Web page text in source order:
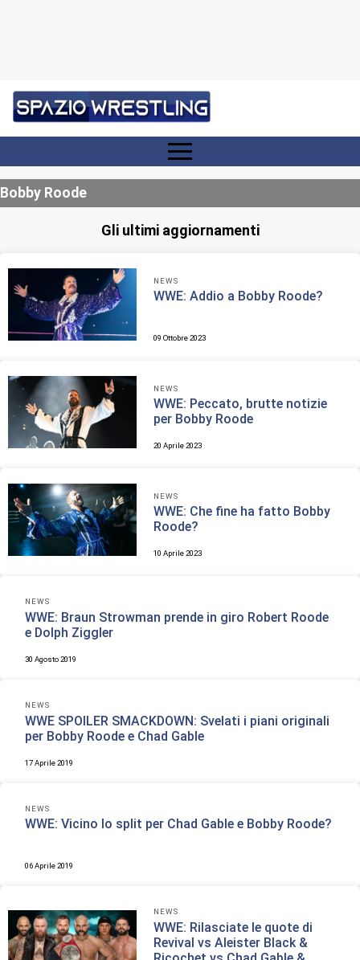
Bobby Roode
Gli ultimi aggiornamenti
NEWS
WWE: Addio a Bobby Roode?
09 Ottobre 2023
NEWS
WWE: Peccato, brutte notizie
per Bobby Roode
20 Aprile 2023
NEWS
WWE: Che fine ha fatto Bobby
Roode?
10 Aprile 2023
NEWS
WWE: Braun Strowman prende in giro Robert Roode
e Dolph Ziggler
30 Agosto 2019
NEWS
WWE SPOILER SMACKDOWN: Svelati i piani originali
per Bobby Roode e Chad Gable
17 Aprile 2019
NEWS
WWE: Vicino lo split per Chad Gable e Bobby Roode?
06 Aprile 2019
NEWS
WWE: Rilasciate le quote di
Revival vs Aleister Black &